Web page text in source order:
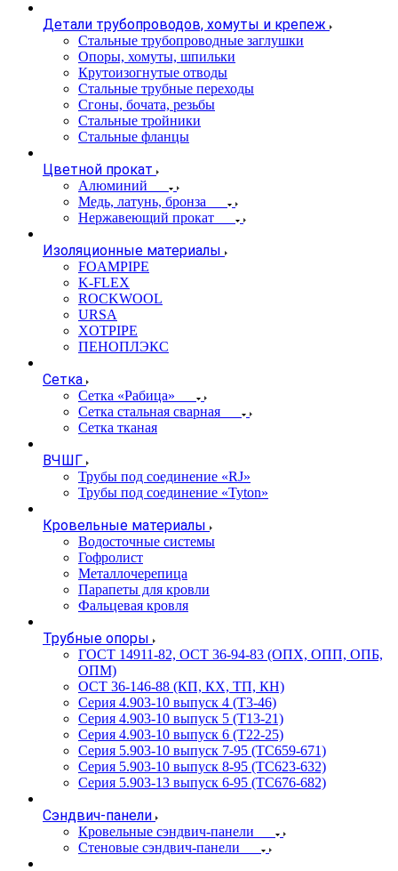
Детали трубопроводов, хомуты и крепеж
Стальные трубопроводные заглушки
Опоры, хомуты, шпильки
Крутоизогнутые отводы
Стальные трубные переходы
Сгоны, бочата, резьбы
Стальные тройники
Стальные фланцы
Цветной прокат
Алюминий
Медь, латунь, бронза
Нержавеющий прокат
Изоляционные материалы
FOAMPIPE
K-FLEX
ROCKWOOL
URSA
XOTPIPE
ПЕНОПЛЭКС
Сетка
Сетка «Рабица»
Сетка стальная сварная
Сетка тканая
ВЧШГ
Трубы под соединение «RJ»
Трубы под соединение «Tyton»
Кровельные материалы
Водосточные системы
Гофролист
Металлочерепица
Парапеты для кровли
Фальцевая кровля
Трубные опоры
ГОСТ 14911-82, ОСТ 36-94-83 (ОПХ, ОПП, ОПБ,
ОПМ)
ОСТ 36-146-88 (КП, КХ, ТП, КН)
Серия 4.903-10 выпуск 4 (Т3-46)
Серия 4.903-10 выпуск 5 (Т13-21)
Серия 4.903-10 выпуск 6 (Т22-25)
Серия 5.903-10 выпуск 7-95 (ТС659-671)
Серия 5.903-10 выпуск 8-95 (ТС623-632)
Серия 5.903-13 выпуск 6-95 (ТС676-682)
Сэндвич-панели
Кровельные сэндвич-панели
Стеновые сэндвич-панели